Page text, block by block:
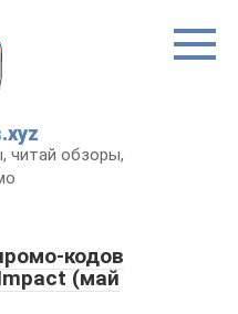
читай обзоры,
кодов
(май